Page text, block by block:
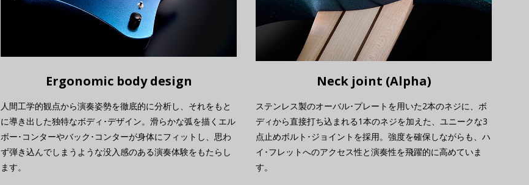
Ergonomic body design
人間工学的観点から演奏姿勢を徹底的に分析し、それをもと
に導き出した独特なボディ･デザイン。滑らかな弧を描くエル
ボー･コンターやバック･コンターが身体にフィットし、思わ
ず弾き込んでしまうような没入感のある演奏体験をもたらし
ます。
Neck joint (Alpha)
ステンレス製のオーバル･プレートを用いた2本のネジに、ボ
ディから直接打ち込まれる1本のネジを加えた、ユニークな3
点止めボルト･ジョイントを採用。強度を確保しながらも、ハ
イ･フレットへのアクセス性と演奏性を飛躍的に高めていま
す。